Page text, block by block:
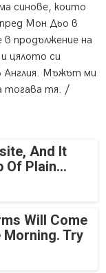
синове, които
Мон Дьо в
в продължение на
цялото си
Англия. Мъжът ми
тогава тя. /
And It
Of Plain...
Will Come
Morning. Try